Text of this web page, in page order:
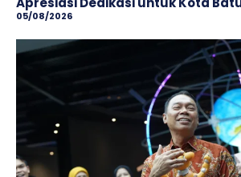
05/08/2026